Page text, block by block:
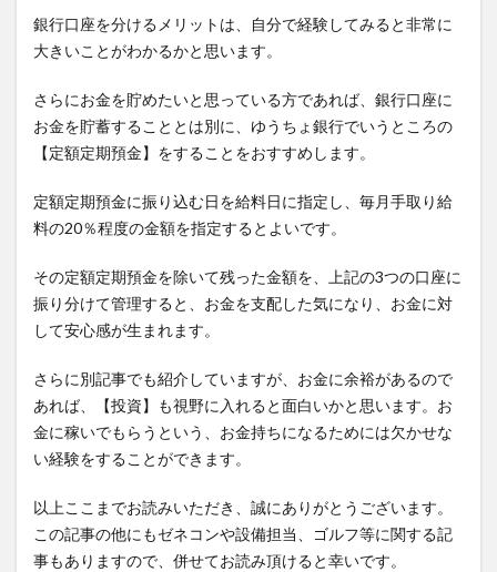
銀行口座を分けるメリットは、自分で経験してみると非常に
大きいことがわかるかと思います。
さらにお金を貯めたいと思っている方であれば、銀行口座に
お金を貯蓄することとは別に、ゆうちょ銀行でいうところの
【定額定期預金】をすることをおすすめします。
定額定期預金に振り込む日を給料日に指定し、毎月手取り給
料の20％程度の金額を指定するとよいです。
その定額定期預金を除いて残った金額を、上記の3つの口座に
振り分けて管理すると、お金を支配した気になり、お金に対
して安心感が生まれます。
さらに別記事でも紹介していますが、お金に余裕があるので
あれば、【投資】も視野に入れると面白いかと思います。お
金に稼いでもらうという、お金持ちになるためには欠かせな
い経験をすることができます。
以上ここまでお読みいただき、誠にありがとうございます。
この記事の他にもゼネコンや設備担当、ゴルフ等に関する記
事もありますので、併せてお読み頂けると幸いです。